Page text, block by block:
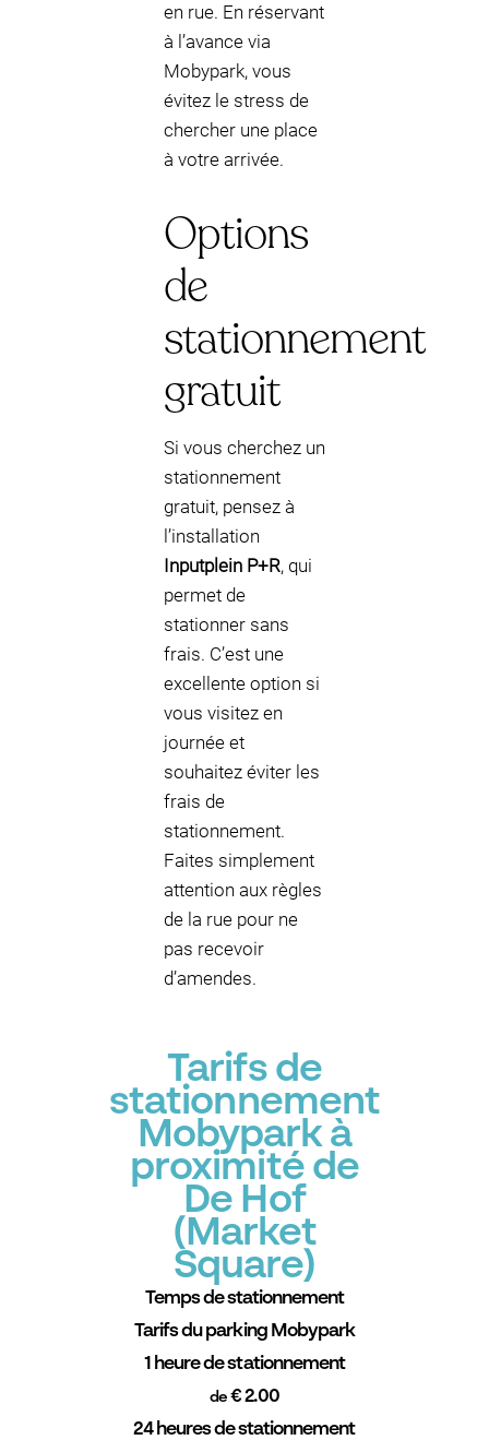
en rue. En réservant
à l’avance via
Mobypark, vous
évitez le stress de
chercher une place
à votre arrivée.
Options
de
stationnement
gratuit
Si vous cherchez un
stationnement
gratuit, pensez à
l’installation
Inputplein P+R, qui
permet de
stationner sans
frais. C’est une
excellente option si
vous visitez en
journée et
souhaitez éviter les
frais de
stationnement.
Faites simplement
attention aux règles
de la rue pour ne
pas recevoir
d’amendes.
Tarifs de
stationnement
Mobypark à
proximité de
De Hof
(Market
Square)
Temps de stationnement
Tarifs du parking Mobypark
1 heure de stationnement
de€ 2.00
24 heures de stationnement